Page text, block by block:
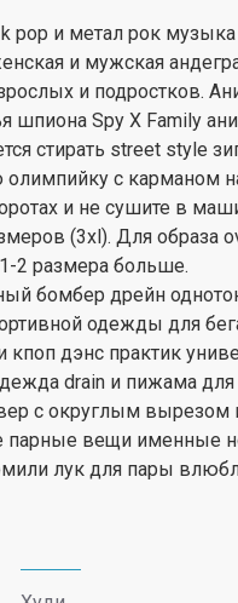
pop и метал рок
и мужская
и подростков.
шпиона Spy X Family
стирать street style
олимпийку с карманом
и не сушите в
(3xl). Для образа
2 размера больше.
бомбер дрейн
одежды для
кпоп дэнс практик
drain и пижама для
с округлым вырезом
парные вещи именные
лук для пары